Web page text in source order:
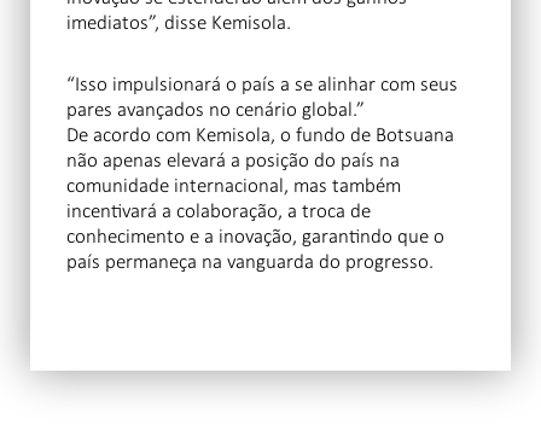
imediatos”, disse Kemisola.
“Isso impulsionará o país a se alinhar com seus
pares avançados no cenário global.”
De acordo com Kemisola, o fundo de Botsuana
não apenas elevará a posição do país na
comunidade internacional, mas também
incentivará a colaboração, a troca de
conhecimento e a inovação, garantindo que o
país permaneça na vanguarda do progresso.